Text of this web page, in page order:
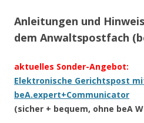
Anleitungen und
dem Anwaltspostfach
aktuelles Sonder-Angebot:
Elektronische Gerichtspost
beA.expert+Communicator
(sicher + bequem, ohne beA